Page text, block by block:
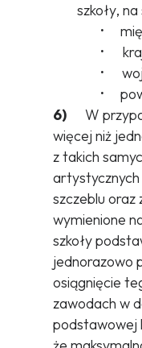
szkoły,
·
·
·
·
6)
W
więcej niż
z takich
szczeblu oraz
wymienione
szkoły
jednorazowo
osiągnięcie
zawodach w
podstawowej